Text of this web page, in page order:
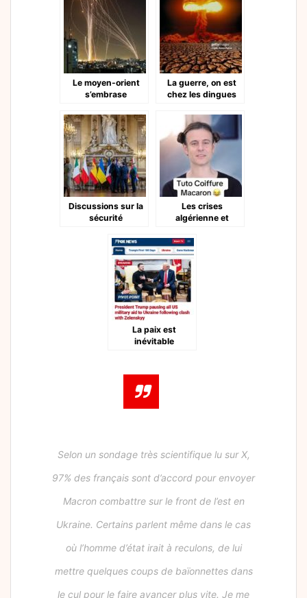
Le moyen-orient
s’embrase
La guerre, on est
chez les dingues
Discussions sur la
sécurité
l’Ukraine
Les crises
algérienne et
La paix est
inévitable
Selon un sondage très scientifique lu sur X,
97% des français sont d’accord pour envoyer
Macron combattre sur le front de l’est en
Ukraine. Certains parlent même dans le cas
où l’homme d’état irait à reculons, de lui
mettre quelques coups de baïonnettes dans
le cul pour le faire avancer plus vite. Je me